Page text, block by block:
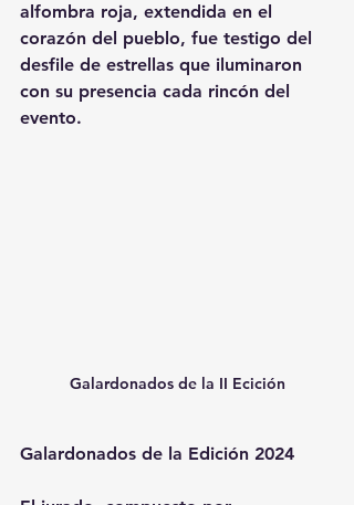
alfombra roja, extendida en el
corazón del pueblo, fue testigo del
desfile de estrellas que iluminaron
con su presencia cada rincón del
evento.
Galardonados de la II Ecición
Galardonados de la Edición 2024